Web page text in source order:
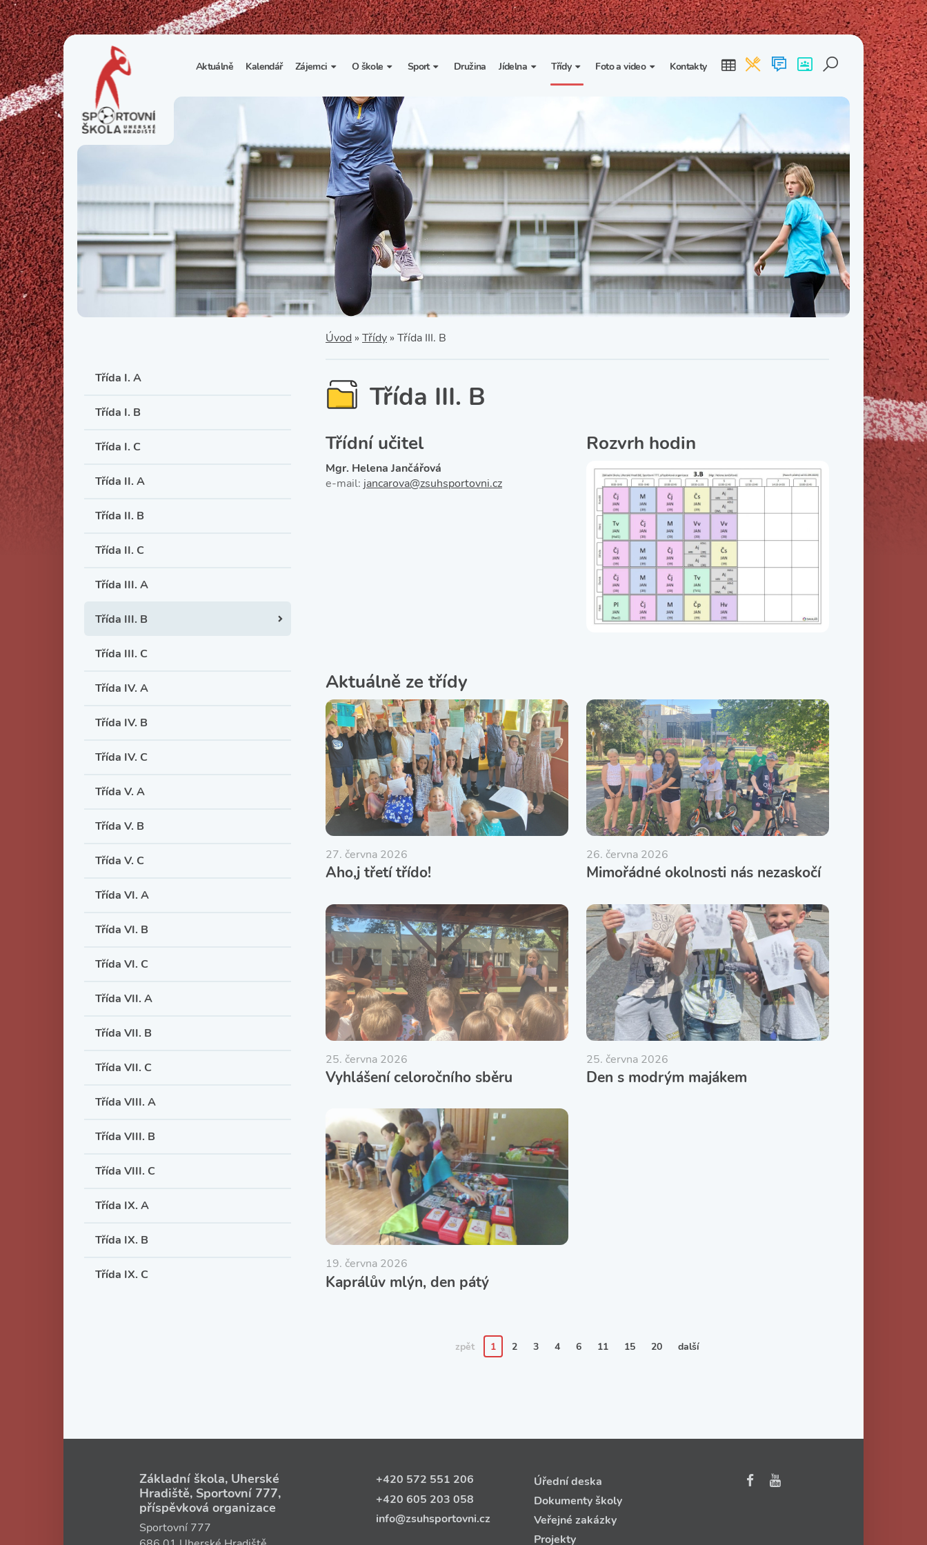
Aktuálně Kalendář Zájemci
1. třída
Sportovní třídy
Nesportovní třídy
O škole
Základní informace
Organizace školního roku
Výuka a učební plán
Zájmové kroužky
Školní poradenské
pracoviště
Školní psycholožka
Školská rada
SRPŠ – Spolek rodičů a
přátel školy
Sport
Spolupráce se sportovními
kluby
Školní sportovní klub
Tělesná výchova a sport
Družina Jídelna
Vnitřní řád školní jídelny
Třídy
Třída I. B Třída I. C
Třída II. A Třída II. C
Třída III. A Třída III. B Třída III. C
Třída IV. A Třída IV. B Třída IV. C
Třída V. A Třída V. B Třída V. C
Třída VI. A Třída VI. B Třída VI. C
Třída VII. A Třída VII. B Třída VII. C
Třída VIII. A Třída VIII. C
Foto a video Kontakty
Úvod » Třídy » Třída III. B
Třída III. B
Třídní učitel
Mgr. Helena Jančářová
e-mail: jancarova@zsuhsportovni.cz
Rozvrh hodin
Aktuálně ze třídy
27. června 2026
Aho,j třetí třído!
26. června 2026
Mimořádné okolnosti nás nezaskočí
25. června 2026
Vyhlášení celoročního sběru
25. června 2026
Den s modrým majákem
19. června 2026
Kaprálův mlýn, den pátý
zpět 1 2 3 4 6 11 15 20 další
Třída I. A
Třída I. B
Třída I. C
Třída II. A
Třída II. B
Třída II. C
Třída III. A
Třída III. B
Třída III. C
Třída IV. A
Třída IV. B
Třída IV. C
Třída V. A
Třída V. B
Třída V. C
Třída VI. A
Třída VI. B
Třída VI. C
Třída VII. A
Třída VII. B
Třída VII. C
Třída VIII. A
Třída VIII. B
Třída VIII. C
Třída IX. A
Třída IX. B
Třída IX. C
Základní škola, Uherské
Hradiště, Sportovní 777,
příspěvková organizace
Sportovní 777
+420 572 551 206
+420 605 203 058
info@zsuhsportovni.cz
Úřední deska
Dokumenty školy
Veřejné zakázky
Projekty